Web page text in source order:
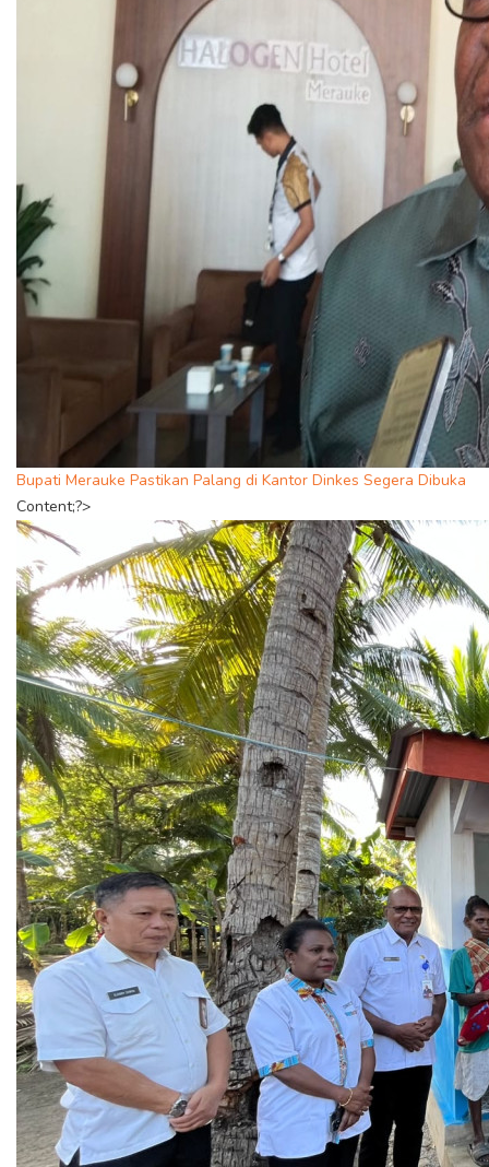
Bupati Merauke Pastikan Palang di Kantor Dinkes Segera Dibuka
Content;?>